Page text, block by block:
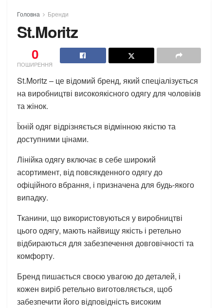
Головна Бренди
St.Moritz
0
ПОШИРЕННЯ
St.Moritz – це відомий бренд, який спеціалізується
на виробництві високоякісного одягу для чоловіків
та жінок.
Їхній одяг відрізняється відмінною якістю та
доступними цінами.
Лінійка одягу включає в себе широкий
асортимент, від повсякденного одягу до
офіційного вбрання, і призначена для будь-якого
випадку.
Тканини, що використовуються у виробництві
цього одягу, мають найвищу якість і ретельно
відбираються для забезпечення довговічності та
комфорту.
Бренд пишається своєю увагою до деталей, і
кожен виріб ретельно виготовляється, щоб
забезпечити його відповідність високим